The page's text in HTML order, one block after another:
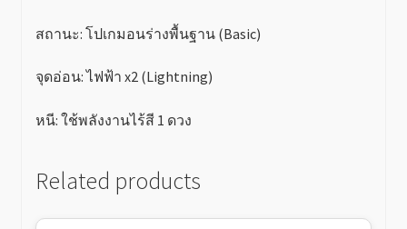
สถานะ: โปเกมอนร่างพื้นฐาน (Basic)
จุดอ่อน: ไฟฟ้า x2 (Lightning)
หนี: ใช้พลังงานไร้สี 1 ดวง
Related products